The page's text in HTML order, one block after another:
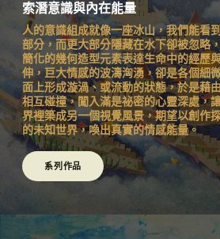
索潛意識與內在能量
人的意識組成就像一座冰山，我們能看
部分，而更大部分隱藏在水下卻被忽略
簡化的幾何造型元素表達生命中的經歷
伸，巨大情感的波濤洶湧，卻是各個細
面上形成漩渦、或流動的狀態，於是藉
相互碰撞，闖入滿是祕密的心靈深處，
界裡築成另一個視覺風景，期望以創作
的未知世界，喚出真實的情感能量。
系列作品